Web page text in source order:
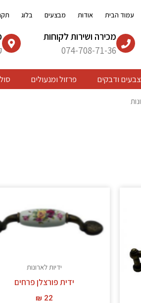
עמוד הבית אודות מבצעים בלוג
מכירה ושירות לקוחות
074-708-71-36
צבעים ודבקים פרזול ומנעולים
ידיות לארונות
ידית פורצלן פרחים
₪ 22